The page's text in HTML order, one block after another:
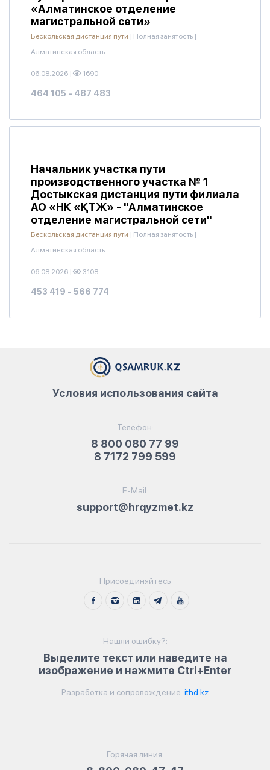
«Алматинское отделение
магистральной сети»
Бескольская дистанция пути | Полная занятость |
Алматинская область
06.08.2026 | 1690
464 105 - 487 483
Начальник участка пути
производственного участка № 1
Достыкская дистанция пути филиала
АО «НК «ҚТЖ» - "Алматинское
отделение магистральной сети"
Бескольская дистанция пути | Полная занятость |
Алматинская область
06.08.2026 | 3108
453 419 - 566 774
Телефон:
8 800 080 77 99
8 7172 799 599
E-Mail:
support@hrqyzmet.kz
Условия использования сайта
Присоединяйтесь
Нашли ошибку?:
Выделите текст или наведите на
изображение и нажмите Ctrl+Enter
Разработка и сопровождение ithd.kz
Горячая линия: